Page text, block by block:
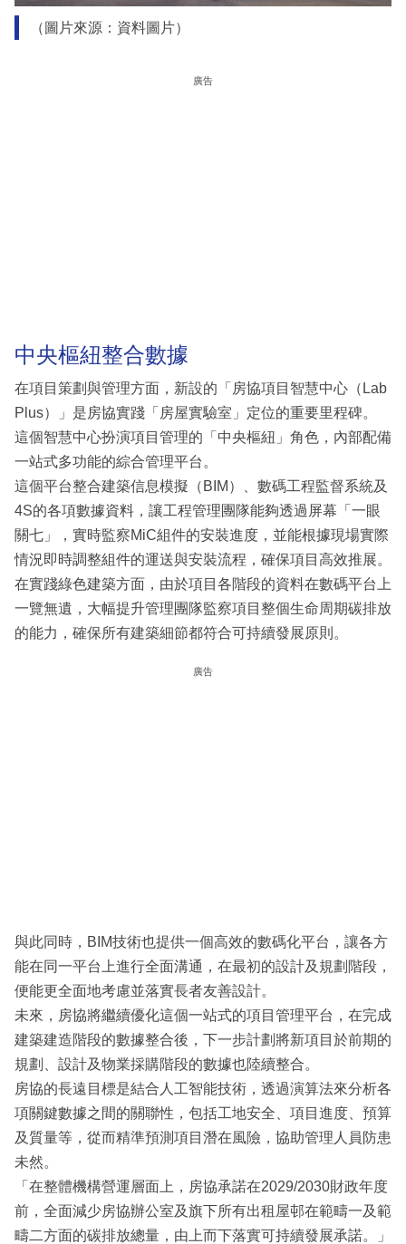
（圖片來源：資料圖片）
廣告
中央樞紐整合數據
在項目策劃與管理方面，新設的「房協項目智慧中心（Lab
Plus）」是房協實踐「房屋實驗室」定位的重要里程碑。
這個智慧中心扮演項目管理的「中央樞紐」角色，內部配備
一站式多功能的綜合管理平台。
這個平台整合建築信息模擬（BIM）、數碼工程監督系統及
4S的各項數據資料，讓工程管理團隊能夠透過屏幕「一眼
關七」，實時監察MiC組件的安裝進度，並能根據現場實際
情況即時調整組件的運送與安裝流程，確保項目高效推展。
在實踐綠色建築方面，由於項目各階段的資料在數碼平台上
一覽無遺，大幅提升管理團隊監察項目整個生命周期碳排放
的能力，確保所有建築細節都符合可持續發展原則。
廣告
與此同時，BIM技術也提供一個高效的數碼化平台，讓各方
能在同一平台上進行全面溝通，在最初的設計及規劃階段，
便能更全面地考慮並落實長者友善設計。
未來，房協將繼續優化這個一站式的項目管理平台，在完成
建築建造階段的數據整合後，下一步計劃將新項目於前期的
規劃、設計及物業採購階段的數據也陸續整合。
房協的長遠目標是結合人工智能技術，透過演算法來分析各
項關鍵數據之間的關聯性，包括工地安全、項目進度、預算
及質量等，從而精準預測項目潛在風險，協助管理人員防患
未然。
「在整體機構營運層面上，房協承諾在2029/2030財政年度
前，全面減少房協辦公室及旗下所有出租屋邨在範疇一及範
疇二方面的碳排放總量，由上而下落實可持續發展承諾。」